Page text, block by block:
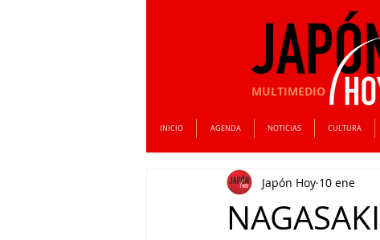
MULTIMEDIO
INICIO AGENDA NOTICIAS CULTURA
Japón Hoy 10 ene